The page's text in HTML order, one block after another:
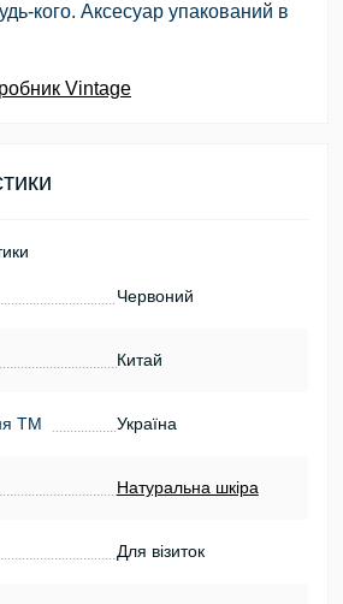
кого. Аксесуар упакований в
Vintage
Червоний
Китай
ТМ Україна
Натуральна шкіра
Для візиток